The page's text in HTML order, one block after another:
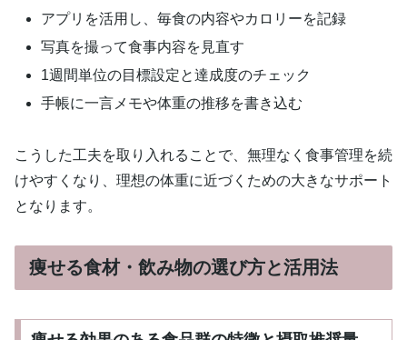
アプリを活用し、毎食の内容やカロリーを記録
写真を撮って食事内容を見直す
1週間単位の目標設定と達成度のチェック
手帳に一言メモや体重の推移を書き込む
こうした工夫を取り入れることで、無理なく食事管理を続
けやすくなり、理想の体重に近づくための大きなサポート
となります。
痩せる食材・飲み物の選び方と活用法